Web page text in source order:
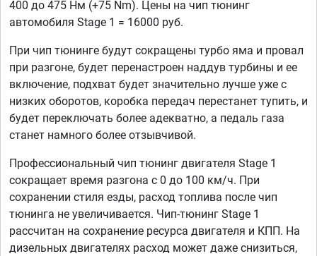
400 до 475 Нм (+75 Nm). Цены на чип тюнинг
автомобиля Stage 1 = 16000 руб.
При чип тюнинге будут сокращены турбо яма и провал
при разгоне, будет перенастроен наддув турбины и ее
включение, подхват будет значительно лучше уже с
низких оборотов, коробка передач перестанет тупить, и
будет переключать более адекватно, а педаль газа
станет намного более отзывчивой.
Профессиональный чип тюнинг двигателя Stage 1
сокращает время разгона с 0 до 100 км/ч. При
сохранении стиля езды, расход топлива после чип
тюнинга не увеличивается. Чип-тюнинг Stage 1
рассчитан на сохранение ресурса двигателя и КПП. На
дизельных двигателях расход может даже снизиться,